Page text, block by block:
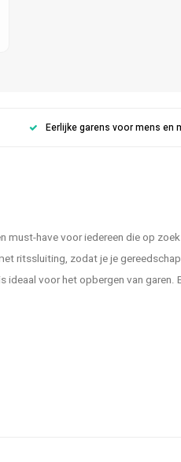
Eerlijke garens voor mens en
must-have voor iedereen die op
ritssluiting, zodat je je
voor het opbergen van garen.